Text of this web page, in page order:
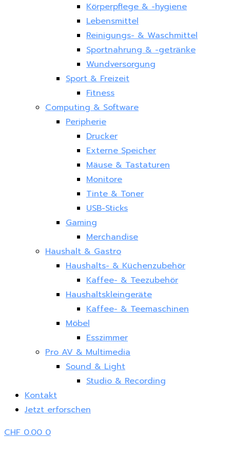
Körperpflege & -hygiene
Lebensmittel
Reinigungs- & Waschmittel
Sportnahrung & -getränke
Wundversorgung
Sport & Freizeit
Fitness
Computing & Software
Peripherie
Drucker
Externe Speicher
Mäuse & Tastaturen
Monitore
Tinte & Toner
USB-Sticks
Gaming
Merchandise
Haushalt & Gastro
Haushalts- & Küchenzubehör
Kaffee- & Teezubehör
Haushaltskleingeräte
Kaffee- & Teemaschinen
Möbel
Esszimmer
Pro AV & Multimedia
Sound & Light
Studio & Recording
Kontakt
Jetzt erforschen
CHF0.00 0